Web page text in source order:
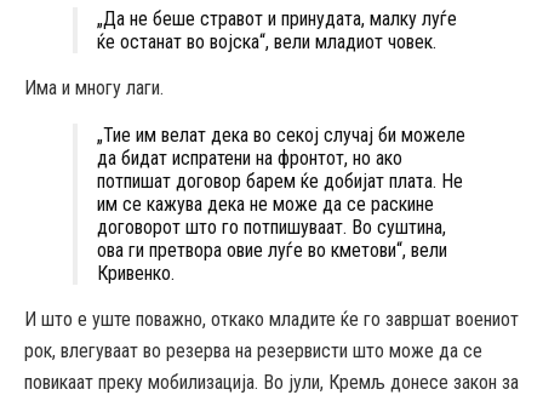
„Да не беше стравот и принудата, малку луѓе
ќе останат во војска“, вели младиот човек.
Има и многу лаги.
„Тие им велат дека во секој случај би можеле
да бидат испратени на фронтот, но ако
потпишат договор барем ќе добијат плата. Не
им се кажува дека не може да се раскине
договорот што го потпишуваат. Во суштина,
ова ги претвора овие луѓе во кметови“, вели
Кривенко.
И што е уште поважно, откако младите ќе го завршат воениот
рок, влегуваат во резерва на резервисти што може да се
повикаат преку мобилизација. Во јули, Кремљ донесе закон за